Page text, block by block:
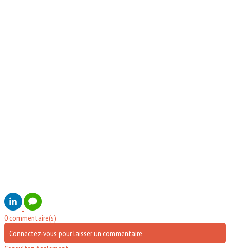
0 commentaire(s)
Connectez-vous pour laisser un commentaire